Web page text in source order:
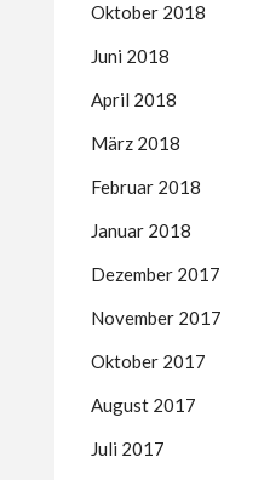
Oktober 2018
Juni 2018
April 2018
März 2018
Februar 2018
Januar 2018
Dezember 2017
November 2017
Oktober 2017
August 2017
Juli 2017